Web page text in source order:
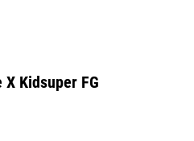
X Kidsuper FG